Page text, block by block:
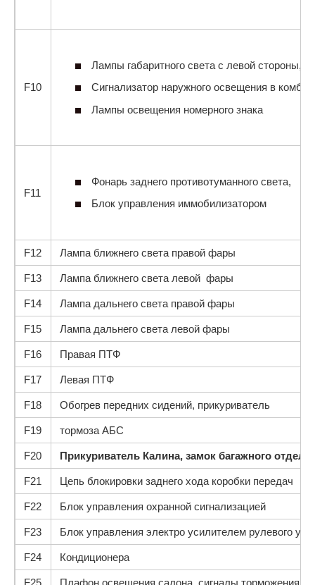
F10
Лампы габаритного света с левой стороны,
Сигнализатор наружного освещения в
Лампы освещения номерного знака
F11
Фонарь заднего противотуманного света,
Блок управления иммобилизатором
F12 Лампа ближнего света правой фары
F13 Лампа ближнего света левой фары
F14 Лампа дальнего света правой фары
F15 Лампа дальнего света левой фары
F16 Правая ПТФ
F17 Левая ПТФ
F18 Обогрев передних сидений, прикуриватель
F19 тормоза АБС
F20 Прикуриватель Калина, замок багажного
F21 Цепь блокировки заднего хода коробки передач
F22 Блок управления охранной сигнализацией
F23 Блок управления электро усилителем рулевого
F24 Кондиционера
F25 Плафон освещения салона, сигналы торможения